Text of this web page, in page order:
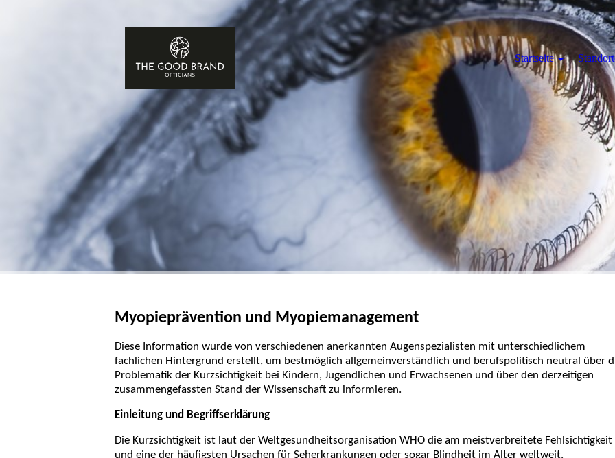
Myopieprävention und Myopiemanagement
Diese Information wurde von verschiedenen anerkannten Augenspezialisten mit unterschiedlichem
fachlichen Hintergrund erstellt, um bestmöglich allgemeinverständlich und berufspolitisch neutral über
Problematik der Kurzsichtigkeit bei Kindern, Jugendlichen und Erwachsenen und über den derzeitigen
zusammengefassten Stand der Wissenschaft zu informieren.
Einleitung und Begriffserklärung
Die Kurzsichtigkeit ist laut der Weltgesundheitsorganisation WHO die am meistverbreitete Fehlsichtigkeit
und eine der häufigsten Ursachen für Seherkrankungen oder sogar Blindheit im Alter weltweit.
Startseite